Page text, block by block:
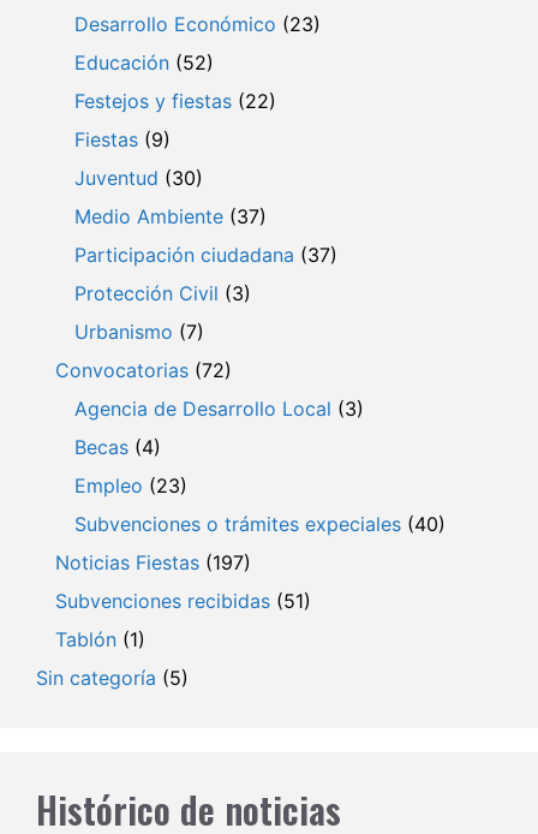
Desarrollo Económico (23)
Educación (52)
Festejos y fiestas (22)
Fiestas (9)
Juventud (30)
Medio Ambiente (37)
Participación ciudadana (37)
Protección Civil (3)
Urbanismo (7)
Convocatorias (72)
Agencia de Desarrollo Local (3)
Becas (4)
Empleo (23)
Subvenciones o trámites expeciales (40)
Noticias Fiestas (197)
Subvenciones recibidas (51)
Tablón (1)
Sin categoría (5)
Histórico de noticias